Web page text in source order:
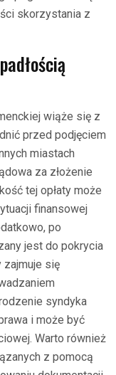
skorzystania z
wiąże się z
przed podjęciem
miastach
za złożenie
tej opłaty może
finansowej
po
jest do pokrycia
zajmuje się
syndyka
i może być
Warto również
z pomocą